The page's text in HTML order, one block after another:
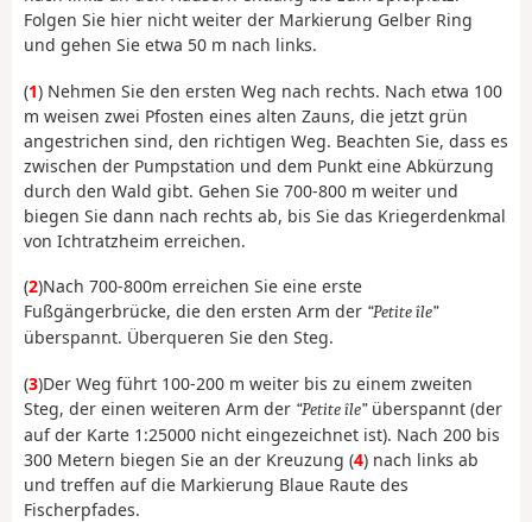
Folgen Sie hier nicht weiter der Markierung Gelber Ring
und gehen Sie etwa 50 m nach links.
(1) Nehmen Sie den ersten Weg nach rechts. Nach etwa 100
m weisen zwei Pfosten eines alten Zauns, die jetzt grün
angestrichen sind, den richtigen Weg. Beachten Sie, dass es
zwischen der Pumpstation und dem Punkt eine Abkürzung
durch den Wald gibt. Gehen Sie 700-800 m weiter und
biegen Sie dann nach rechts ab, bis Sie das Kriegerdenkmal
von Ichtratzheim erreichen.
(2)Nach 700-800m erreichen Sie eine erste
Fußgängerbrücke, die den ersten Arm der Petite île
überspannt. Überqueren Sie den Steg.
(3)Der Weg führt 100-200 m weiter bis zu einem zweiten
Steg, der einen weiteren Arm der Petite île überspannt (der
auf der Karte 1:25000 nicht eingezeichnet ist). Nach 200 bis
300 Metern biegen Sie an der Kreuzung (4) nach links ab
und treffen auf die Markierung Blaue Raute des
Fischerpfades.